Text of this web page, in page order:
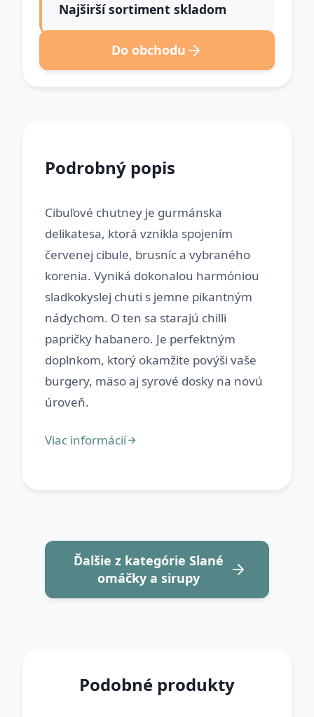
Najširší sortiment skladom
Do obchodu
Podrobný popis
Cibuľové chutney je gurmánska
delikatesa, ktorá vznikla spojením
červenej cibule, brusníc a vybraného
korenia. Vyniká dokonalou harmóniou
sladkokyslej chuti s jemne pikantným
nádychom. O ten sa starajú chilli
papričky habanero. Je perfektným
doplnkom, ktorý okamžite povýši vaše
burgery, mäso aj syrové dosky na novú
Ďalšie z kategórie Slané
omáčky a sirupy
Podobné produkty